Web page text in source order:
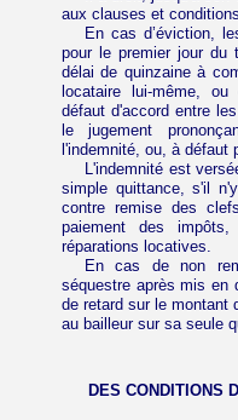
aux clauses et
En cas d’éviction,
pour le premier jour du
délai de quinzaine à
locataire lui-même,
défaut d'accord entre
le jugement
l'indemnité, ou, à défaut
L'indemnité est
simple quittance, s'il
contre remise des
paiement des
réparations locatives.
En cas de non
séquestre après mis en
de retard sur le montant
au bailleur sur sa seule
DES CONDITIONS